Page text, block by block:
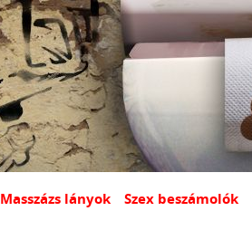
Masszázs lányok Szex beszámolók